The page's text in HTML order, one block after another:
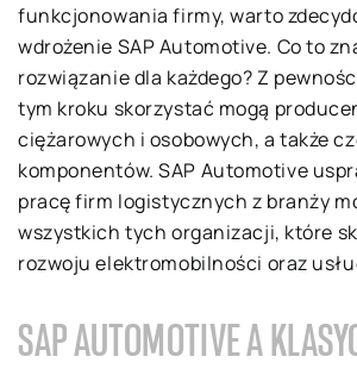
funkcjonowania firmy, warto
wdrożenie SAP Automotive. Co to
rozwiązanie dla każdego? Z
tym kroku skorzystać mogą
ciężarowych i osobowych, a także
komponentów. SAP Automotive
pracę firm logistycznych z branży
wszystkich tych organizacji, które
rozwoju elektromobilności oraz
SAP AUTOMOTIVE A